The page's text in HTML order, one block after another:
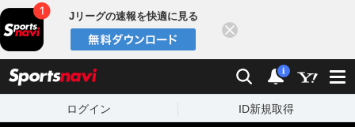
Jリーグの速報を快適に見る
検索 通知
i
ログイン ID新規取得